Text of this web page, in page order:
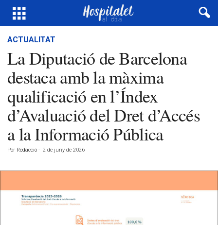
ACTUALITAT
La Diputació de Barcelona
destaca amb la màxima
qualificació en l’Índex
d’Avaluació del Dret d’Accés
a la Informació Pública
Por Redacció - 2 de juny de 2026